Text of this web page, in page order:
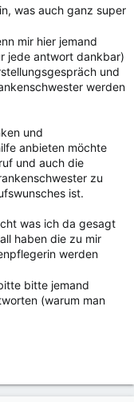
was auch ganz super
mir hier jemand
jede antwort dankbar)
und
werden
und
anbieten möchte
und auch die
zu
ist.
was ich da gesagt
haben die zu mir
werden
bitte jemand
(warum man